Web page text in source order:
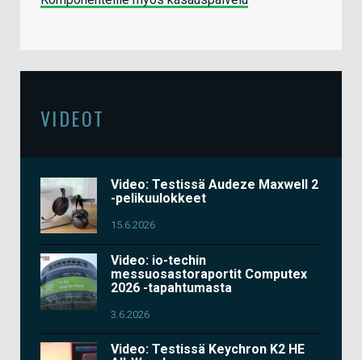
VIDEOT
Video: Testissä Audeze Maxwell 2
-pelikuulokkeet
15.6.2026
Video: io-techin
messuosastoraportit Computex
2026 -tapahtumasta
3.6.2026
Video: Testissä Keychron K2 HE